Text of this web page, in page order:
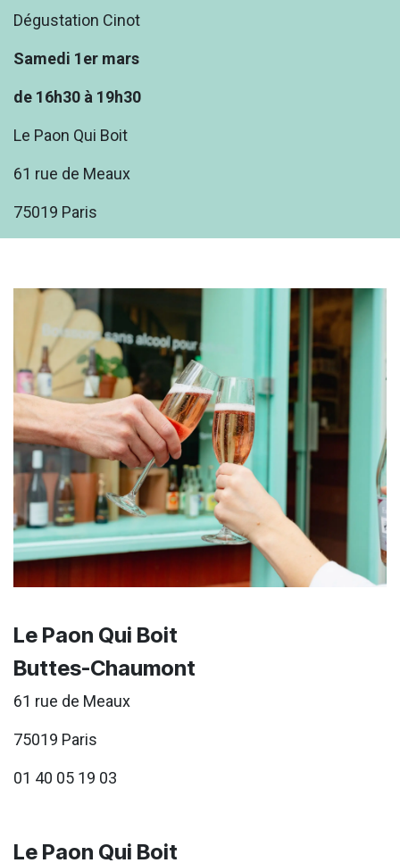
Dégustation Cinot
Samedi 1er mars
de 16h30 à 19h30
Le Paon Qui Boit
61 rue de Meaux
75019 Paris
Le Paon Qui Boit
Buttes-Chaumont
61 rue de Meaux
75019 Paris
01 40 05 19 03
Le Paon Qui Boit